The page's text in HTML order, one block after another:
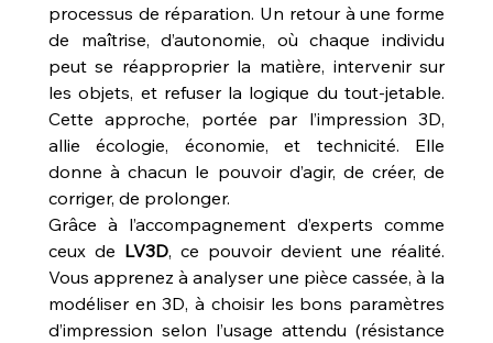
processus de réparation. Un retour à une forme
de maîtrise, d’autonomie, où chaque individu
peut se réapproprier la matière, intervenir sur
les objets, et refuser la logique du tout-jetable.
Cette approche, portée par l’impression 3D,
allie écologie, économie, et technicité. Elle
donne à chacun le pouvoir d’agir, de créer, de
corriger, de prolonger.
Grâce à l’accompagnement d’experts comme
ceux de LV3D, ce pouvoir devient une réalité.
Vous apprenez à analyser une pièce cassée, à la
modéliser en 3D, à choisir les bons paramètres
d’impression selon l’usage attendu (résistance